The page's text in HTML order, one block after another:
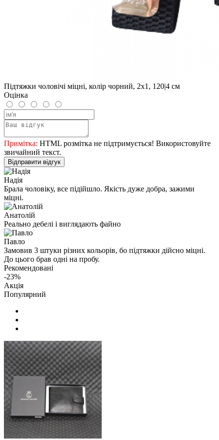
Підтяжки чоловічі міцні, колір чорний, 2x1, 120|4 см
Оцінка
Примітка: HTML розмітка не підтримується! Використовуйте
звичайний текст.
Відправити відгук
Надія
Брала чоловіку, все підійшло. Якість дуже добра, зажими
міцні.
Анатолій
Реально дебелі і виглядають файно
Павло
Замовив 3 штуки різних кольорів, бо підтяжки дійсно міцні.
До цього брав одні на пробу.
Рекомендовані
-23%
Акція
Популярний